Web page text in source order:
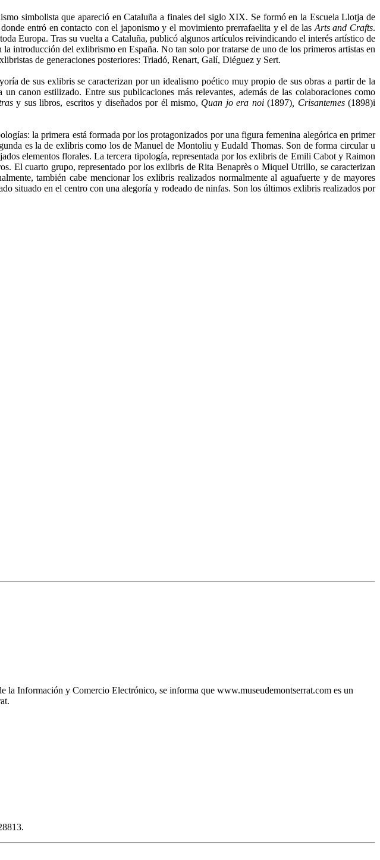
simbolista que apareció en Cataluña a finales del siglo XIX. Se formó en la Escuela Llotja de
entró en contacto con el japonismo y el movimiento prerrafaelita y el de las Arts and Crafts.
Europa. Tras su vuelta a Cataluña, publicó algunos artículos reivindicando el interés artístico de
introducción del exlibrismo en España. No tan solo por tratarse de uno de los primeros artistas en
de generaciones posteriores: Triadó, Renart, Galí, Diéguez y Sert.
de sus exlibris se caracterizan por un idealismo poético muy propio de sus obras a partir de la
canon estilizado. Entre sus publicaciones más relevantes, además de las colaboraciones como
y sus libros, escritos y diseñados por él mismo, Quan jo era noi(1897) , Crisantemes (1898)i
la primera está formada por los protagonizados por una figura femenina alegórica en primer
es la de exlibris como los de Manuel de Montoliu y Eudald Thomas. Son de forma circular u
elementos florales. La tercera tipología, representada por los exlibris de Emili Cabot y Raimon
El cuarto grupo, representado por los exlibris de Rita Benaprès o Miquel Utrillo, se caracterizan
también cabe mencionar los exlibris realizados normalmente al aguafuerte y de mayores
situado en el centro con una alegoría y rodeado de ninfas. Son los últimos exlibris realizados por
Información y Comercio Electrónico, se informa que www.museudemontserrat.com es un